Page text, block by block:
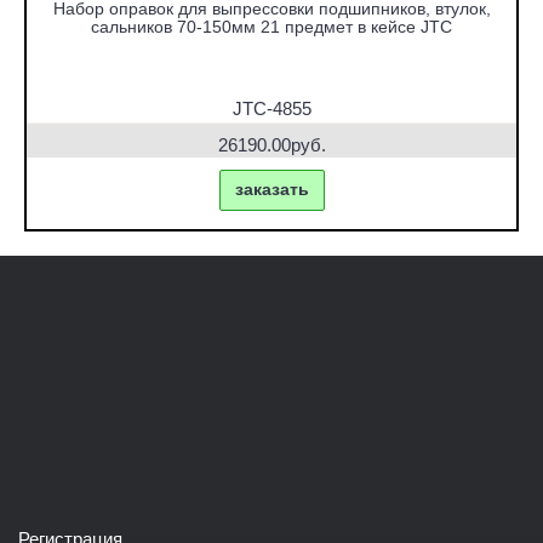
Набор оправок для выпрессовки подшипников, втулок,
сальников 70-150мм 21 предмет в кейсе JTC
JTC-4855
26190.00руб.
заказать
Регистрация